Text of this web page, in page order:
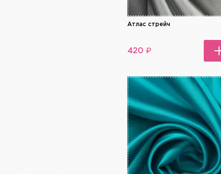
Атлас стрейч
420₽